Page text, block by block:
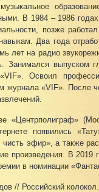
В 1984 – 1986
позже
Два года
лет на радио
Занимался выпуском
Освоил
журнала «VIF». После
«Центрполиграф»
появились
эфир», а также
произведения. В
в номинации
// Российский